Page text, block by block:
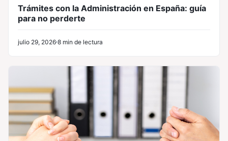
Trámites con la Administración en España: guía
para no perderte
julio 29, 2026 8 min de lectura